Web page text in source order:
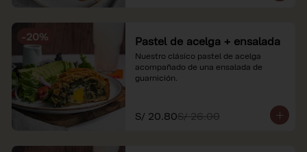
-20% Pastel de acelga + ensalada
Nuestro clásico pastel de acelga
acompañado de una ensalada de
guarnición.
S/ 20.80S/ 26.00